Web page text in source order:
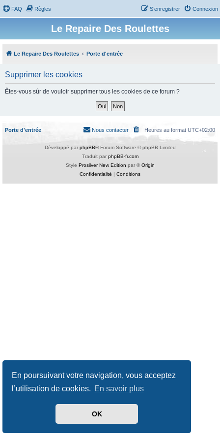
En poursuivant votre navigation, vous acceptez
l’utilisation de cookies. En savoir plus
OK
FAQ Règles Connexion
S’enregistrer
Le Repaire Des Roulettes
Le Repaire Des Roulettes Porte d'entrée
Supprimer les cookies
Êtes-vous sûr de vouloir supprimer tous les cookies de ce forum ?
Porte d'entrée Heures au format UTC+02:00
Nous contacter
Développé par phpBB® Forum Software © phpBB Limited
Traduit par phpBB-fr.com
Style Prosilver New Edition par ©Origin
Confidentialité | Conditions